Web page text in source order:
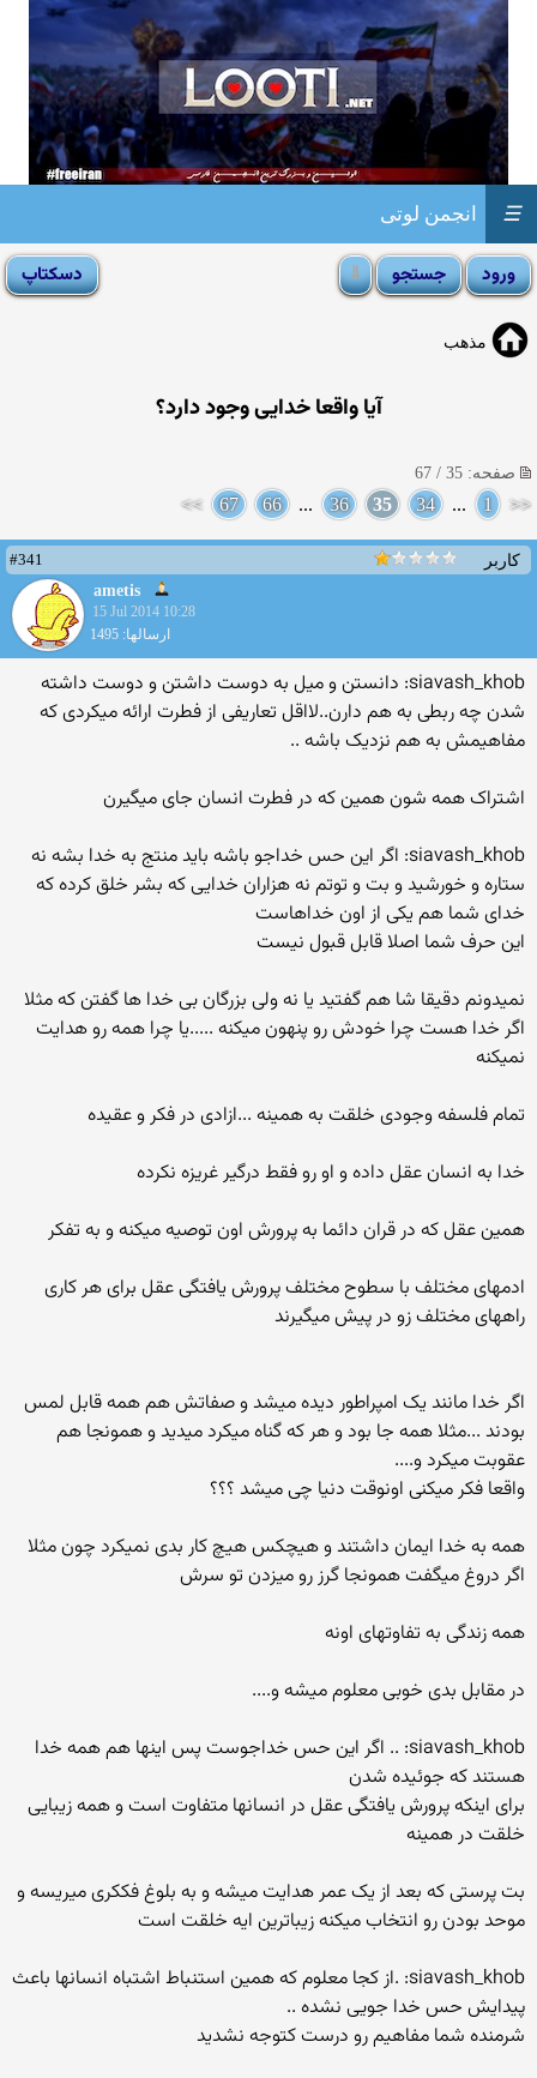
انجمن لوتی ☰
مذهب
آيا واقعا خدايى وجود دارد؟
صفحه: 35 / 67
<<
1
...
34
35
36
...
66
67
>>
کاربر
#341
ametis
15 Jul 2014 10:28
ارسالها: 1495
siavash_khob: دانستن و میل به دوست داشتن و دوست داشته
شدن چه ربطی به هم دارن..لااقل تعاریفی از فطرت ارائه میکردی که
مفاهیمش به هم نزدیک باشه ..
اشتراک همه شون همین که در فطرت انسان جای میگیرن
siavash_khob: اگر این حس خداجو باشه باید منتج به خدا بشه نه
ستاره و خورشید و بت و توتم نه هزاران خدایی که بشر خلق کرده که
خدای شما هم یکی از اون خداهاست
این حرف شما اصلا قابل قبول نیست
نمیدونم دقیقا شا هم گفتید یا نه ولی بزرگان بی خدا ها گفتن که مثلا
اگر خدا هست چرا خودش رو پنهون میکنه .....یا چرا همه رو هدایت
نمیکنه
تمام فلسفه وجودی خلقت به همینه ...ازادی در فکر و عقیده
خدا به انسان عقل داده و او رو فقط درگیر غریزه نکرده
همین عقل که در قران دائما به پرورش اون توصیه میکنه و به تفکر
ادمهای مختلف با سطوح مختلف پرورش یافتگی عقل برای هر کاری
راههای مختلف زو در پیش میگیرند
اگر خدا مانند یک امپراطور دیده میشد و صفاتش هم همه قابل لمس
بودند ...مثلا همه جا بود و هر که گناه میکرد میدید و همونجا هم
عقوبت میکرد و....
واقعا فکر میکنی اونوقت دنیا چی میشد ؟؟؟
همه به خدا ایمان داشتند و هیچکس هیچ کار بدی نمیکرد چون مثلا
اگر دروغ میگفت همونجا گرز رو میزدن تو سرش
همه زندگی به تفاوتهای اونه
در مقابل بدی خوبی معلوم میشه و....
siavash_khob: .. اگر این حس خداجوست پس اینها هم همه خدا
هستند که جوئیده شدن
برای اینکه پرورش یافتگی عقل در انسانها متفاوت است و همه زیبایی
خلقت در همینه
بت پرستی که بعد از یک عمر هدایت میشه و به بلوغ فککری میریسه و
موحد بودن رو انتخاب میکنه زیباترین ایه خلقت است
siavash_khob: .از کجا معلوم که همین استنباط اشتباه انسانها باعث
پیدایش حس خدا جویی نشده ..
شرمنده شما مفاهیم رو درست کتوجه نشدید